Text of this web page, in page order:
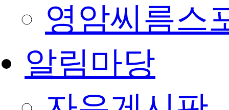
영암씨름스
알림마당